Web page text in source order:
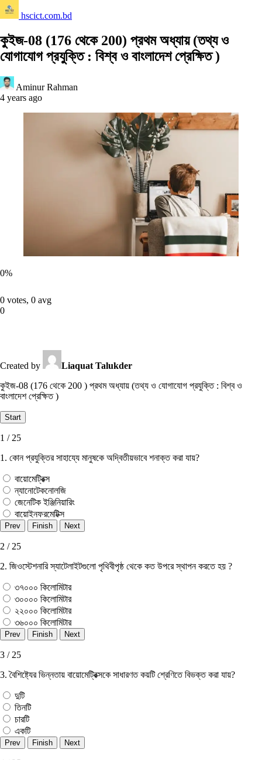
hscict.com.bd
কুইজ-08 (176 থেকে 200) প্রথম অধ্যায় (তথ্য ও
যোগাযোগ প্রযুক্তি : বিশ্ব ও বাংলাদেশ প্রেক্ষিত )
Aminur Rahman
4 years ago
0%
0 votes, 0 avg
0
Created by
Liaquat Talukder
কুইজ-08 (176 থেকে 200 ) প্রথম অধ্যায় (তথ্য ও যোগাযোগ প্রযুক্তি : বিশ্ব ও
বাংলাদেশ প্রেক্ষিত )
1 / 25
1. কোন প্রযুক্তির সাহায্যে মানুষকে অদ্বিতীয়ভাবে শনাক্ত করা যায়?
বায়ােমেট্রিক্স
ন্যানােটেকনােলজি
জেনেটিক ইঞ্জিনিয়ারিং
বায়ােইনফরমেটিক্স
2 / 25
2. জিওস্টেশনারি স্যাটেলাইটগুলাে পৃথিবীপৃষ্ঠ থেকে কত উপরে স্থাপন করতে হয় ?
৩৭০০০ কিলােমিটার
৩০০০০ কিলােমিটার
২২০০০ কিলােমিটার
৩৬০০০ কিলােমিটার
3 / 25
3. বৈশিষ্ট্যের ভিন্নতায় বায়ােমেট্রিক্সকে সাধারণত কয়টি শ্রেণিতে বিভক্ত করা যায়?
দুটি
তিনটি
চারটি
একটি